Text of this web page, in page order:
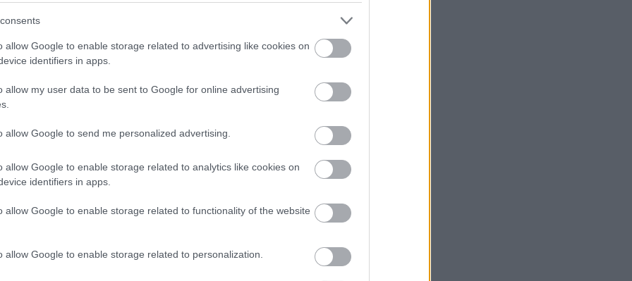
allow Google to enable storage related to advertising like cookies on
identifiers in apps.
allow my user data to be sent to Google for online advertising
allow Google to send me personalized advertising.
allow Google to enable storage related to analytics like cookies on
identifiers in apps.
allow Google to enable storage related to functionality of the website
allow Google to enable storage related to personalization.
die wir entwickeln können:
auf die positiven Aspekte des Lebens, schätzen
Situationen nach den guten Dingen.
Realität, die extreme pessimistische oder
und das eigene Denken als Reaktion auf neue
Freundlichkeit und dem gleichen Verständnis
an Herausforderungen, die nach
zu konzentrieren.